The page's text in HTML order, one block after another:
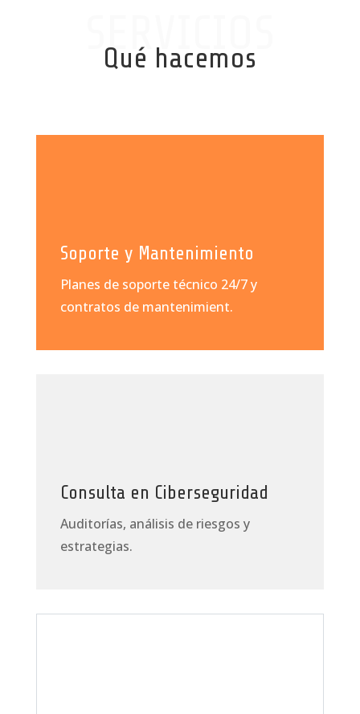
SERVICIOS
Qué hacemos
Soporte y Mantenimiento
Planes de soporte técnico 24/7 y
contratos de mantenimient.
Consulta en Ciberseguridad
Auditorías, análisis de riesgos y
estrategias.